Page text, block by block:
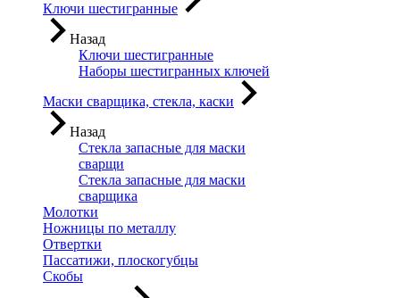
Ключи шестигранные
Назад
Ключи шестигранные
Наборы шестигранных ключей
Маски сварщика, стекла, каски
Назад
Стекла запасные для маски
сварщи
Стекла запасные для маски
сварщика
Молотки
Ножницы по металлу
Отвертки
Пассатижи, плоскогубцы
Скобы